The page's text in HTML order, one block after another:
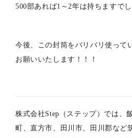
500部あれば1～2年は持ちますで
今後、この封筒をバリバリ使って
お願いいたします！！！
株式会社Step（ステップ）では、
町、直方市、田川市、田川郡など